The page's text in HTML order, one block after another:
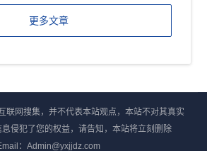
更多文章
联网搜集，并不代表本站观点，本站不对其真实
侵犯了您的权益，请告知，本站将立刻删除
：Admin@yxjjdz.com